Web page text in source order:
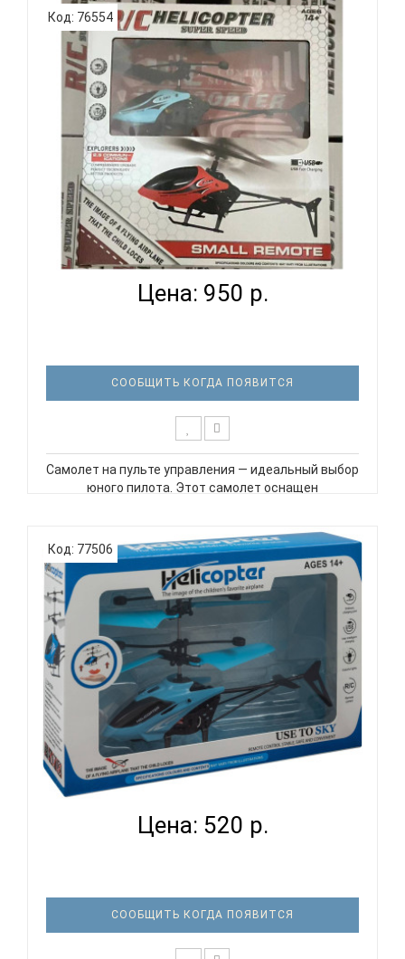
простому и удобному пульту дистанционного
управления, ваш ребенок сможет легко упр..
Код: 76554
ВЕРТОЛЕТ LA 1000 НА ПУЛЬТЕ УПРАВЛЕНИЯ В
АССОРТ ASC...
Цена: 950 р.
СООБЩИТЬ КОГДА ПОЯВИТСЯ
Самолет на пульте управления — идеальный выбор
юного пилота. Этот самолет оснащен
простому и удобному пульту дистанционного
управления, ваш ребенок сможет легко управ..
Код: 77506
ВЕРТОЛЕТ LA 1001 BL ASCELOT
Цена: 520 р.
СООБЩИТЬ КОГДА ПОЯВИТСЯ